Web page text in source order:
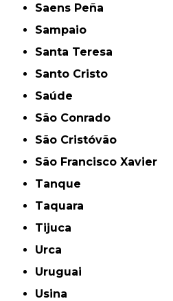
Saens Peña
Sampaio
Santa Teresa
Santo Cristo
Saúde
São Conrado
São Cristóvão
São Francisco Xavier
Tanque
Taquara
Tijuca
Urca
Uruguai
Usina